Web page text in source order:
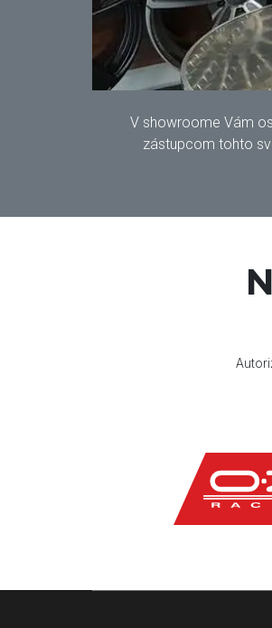
V showroome Vám
zástupcom tohto